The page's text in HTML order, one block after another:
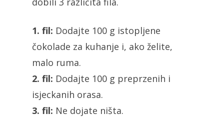
1. fil: Dodajte 100 g istopljene
čokolade za kuhanje i, ako želite,
malo ruma.
2. fil: Dodajte 100 g preprzenih i
isjeckanih orasa.
3. fil: Ne dojate ništa.